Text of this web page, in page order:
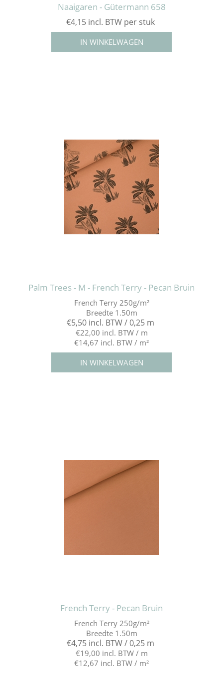
Naaigaren - Gütermann 658
€4,15 incl. BTW per stuk
Palm Trees - M - French Terry - Pecan Bruin
French Terry 250g/m²
Breedte 1.50m
€5,50 incl. BTW / 0,25 m
€22,00 incl. BTW / m
€14,67 incl. BTW / m²
French Terry - Pecan Bruin
French Terry 250g/m²
Breedte 1.50m
€4,75 incl. BTW / 0,25 m
€19,00 incl. BTW / m
€12,67 incl. BTW / m²